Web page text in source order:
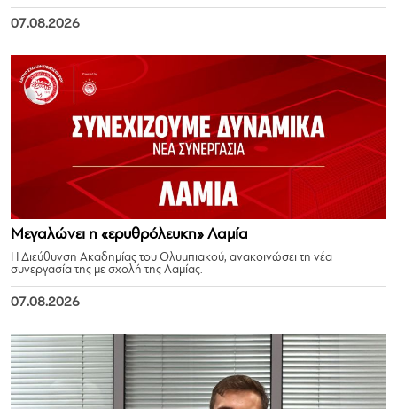
07.08.2026
Μεγαλώνει η «ερυθρόλευκη» Λαμία
Η Διεύθυνση Ακαδημίας του Ολυμπιακού, ανακοινώσει τη νέα
συνεργασία της με σχολή της Λαμίας.
07.08.2026